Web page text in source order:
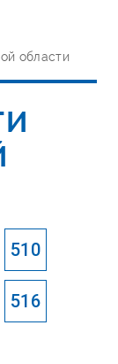
области
510
516